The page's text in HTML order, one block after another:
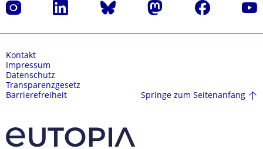
Instagram LinkedIn Bluesky Mastodon Facebook
Kontakt
Impressum
Datenschutz
Transparenzgesetz
Barrierefreiheit
Springe zum Seitenanfang